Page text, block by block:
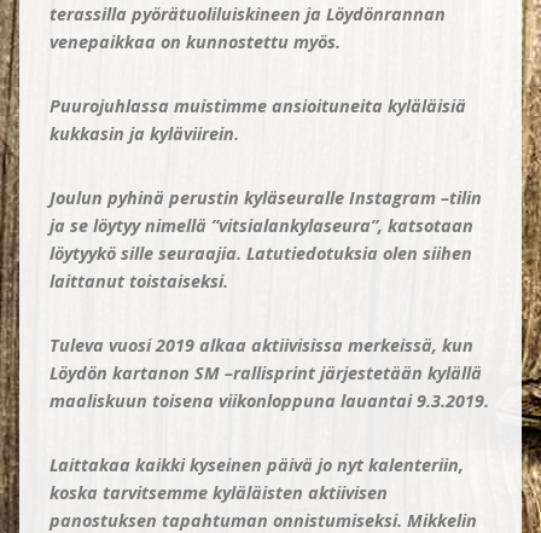
terassilla pyörätuoliluiskineen ja Löydönrannan
venepaikkaa on kunnostettu myös.
Puurojuhlassa muistimme ansioituneita kyläläisiä
kukkasin ja kyläviirein.
Joulun pyhinä perustin kyläseuralle Instagram –tilin
ja se löytyy nimellä ”vitsialankylaseura”, katsotaan
löytyykö sille seuraajia. Latutiedotuksia olen siihen
laittanut toistaiseksi.
Tuleva vuosi 2019 alkaa aktiivisissa merkeissä, kun
Löydön kartanon SM –rallisprint järjestetään kylällä
maaliskuun toisena viikonloppuna lauantai 9.3.2019.
Laittakaa kaikki kyseinen päivä jo nyt kalenteriin,
koska tarvitsemme kyläläisten aktiivisen
panostuksen tapahtuman onnistumiseksi. Mikkelin